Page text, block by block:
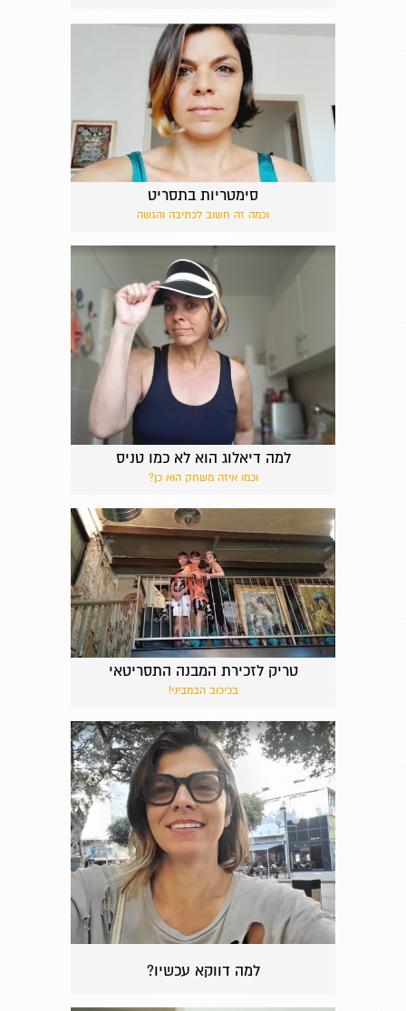
סימטריות בתסריט
וכמה זה חשוב לכתיבה והגשה
למה דיאלוג הוא לא כמו טניס
וכמו איזה משחק הוא כן?
טריק לזכירת המבנה התסריטאי
בכיכוב הבמביני!
למה דווקא עכשיו?